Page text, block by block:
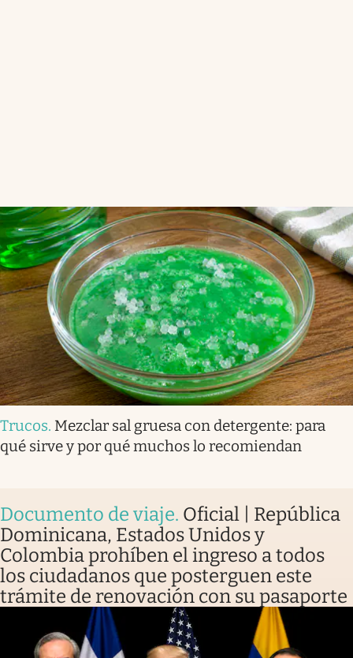
Trucos. Mezclar sal gruesa con detergente: para
qué sirve y por qué muchos lo recomiendan
Documento de viaje. Oficial | República
Dominicana, Estados Unidos y
Colombia prohíben el ingreso a todos
los ciudadanos que posterguen este
trámite de renovación con su pasaporte